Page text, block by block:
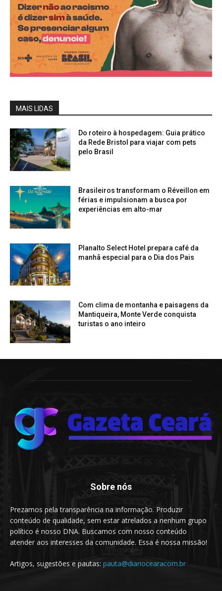
MAIS LIDAS
Do roteiro à hospedagem: Guia prático
da Rede Bristol para viajar com pets
pelo Brasil
Brasileiros transformam o Réveillon em
férias e impulsionam a busca por
experiências em alto-mar
Planalto Select Hotel prepara café da
manhã especial para o Dia dos Pais
Com clima de montanha e paisagens da
Mantiqueira, Monte Verde conquista
turistas o ano inteiro
Sobre nós
Prezamos pela transparência na informação. Produzir
conteúdo de qualidade, sem estar atrelados a nenhum grupo
político é nosso DNA. Buscamos com nosso conteúdo
atender aos interesses da comunidade. Essa é nossa missão!
Artigos, sugestões e pautas: pauta@diariocearacom.br